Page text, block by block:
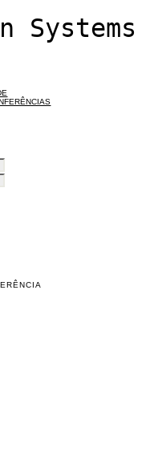
Systems